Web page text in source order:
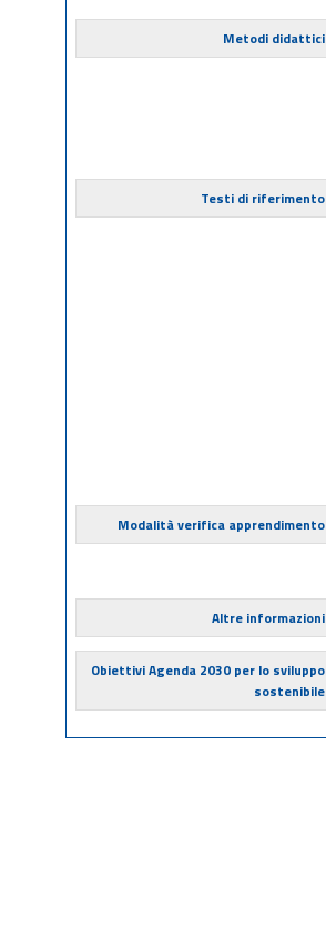
Metodi didattici
Testi di riferimento
Modalità verifica apprendimento
Altre informazioni
Obiettivi Agenda 2030 per lo sviluppo
sostenibile